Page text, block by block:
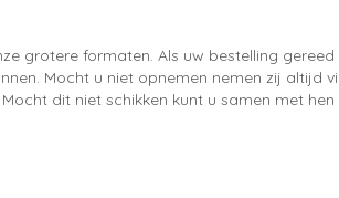
grotere formaten. Als uw bestelling
Mocht u niet opnemen nemen zij
dit niet schikken kunt u samen met